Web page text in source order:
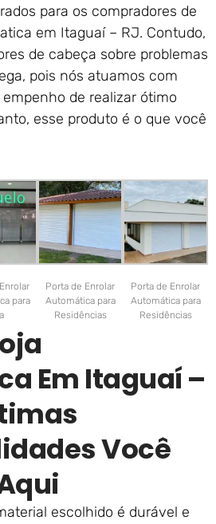
para os compradores de
em Itaguaí – RJ. Contudo,
de cabeça sobre problemas
pois nós atuamos com
de realizar ótimo
esse produto é o que você
para
Porta de Enrolar
Automática para
Residências
Porta de Enrolar
Automática para
Residências
Em Itaguaí –
Você
escolhido é durável e